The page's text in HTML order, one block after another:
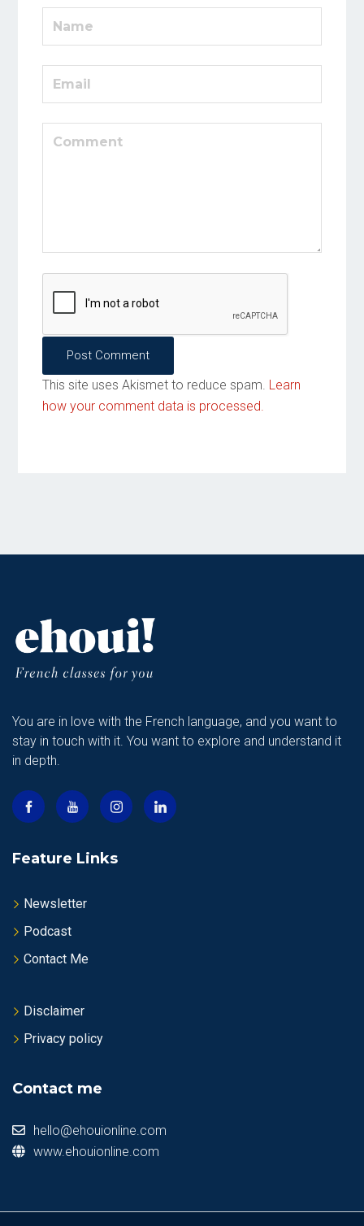
Post Comment
This site uses Akismet to reduce spam. Learn
how your comment data is processed.
You are in love with the French language, and you want to
stay in touch with it. You want to explore and understand it
in depth.
Feature Links
Newsletter
Podcast
Contact Me
Disclaimer
Privacy policy
Contact me
hello@ehouionline.com
www.ehouionline.com